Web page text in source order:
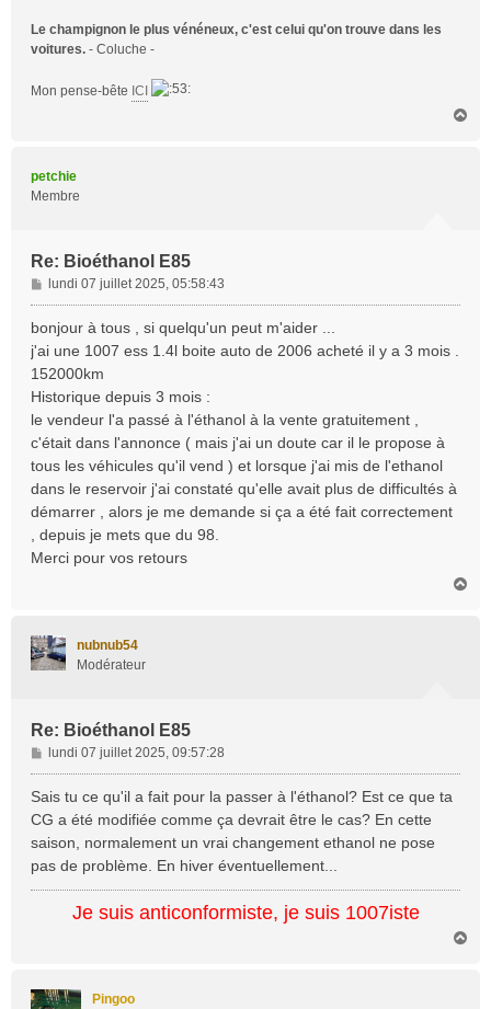
Le champignon le plus vénéneux, c'est celui qu'on trouve dans les
voitures. - Coluche -
Mon pense-bête ICI
petchie
Membre
Re: Bioéthanol E85
M
e
s
s
g
e
lundi 07 juillet 2025, 05:58:43
bonjour à tous , si quelqu'un peut m'aider ...
j'ai une 1007 ess 1.4l boite auto de 2006 acheté il y a 3 mois .
152000km
Historique depuis 3 mois :
le vendeur l'a passé à l'éthanol à la vente gratuitement ,
c'était dans l'annonce ( mais j'ai un doute car il le propose à
tous les véhicules qu'il vend ) et lorsque j'ai mis de l'ethanol
dans le reservoir j'ai constaté qu'elle avait plus de difficultés à
démarrer , alors je me demande si ça a été fait correctement
, depuis je mets que du 98.
Merci pour vos retours
nubnub54
Modérateur
Re: Bioéthanol E85
M
e
s
s
g
e
lundi 07 juillet 2025, 09:57:28
Sais tu ce qu'il a fait pour la passer à l'éthanol? Est ce que ta
CG a été modifiée comme ça devrait être le cas? En cette
saison, normalement un vrai changement ethanol ne pose
pas de problème. En hiver éventuellement...
Je suis anticonformiste, je suis 1007iste
Pingoo